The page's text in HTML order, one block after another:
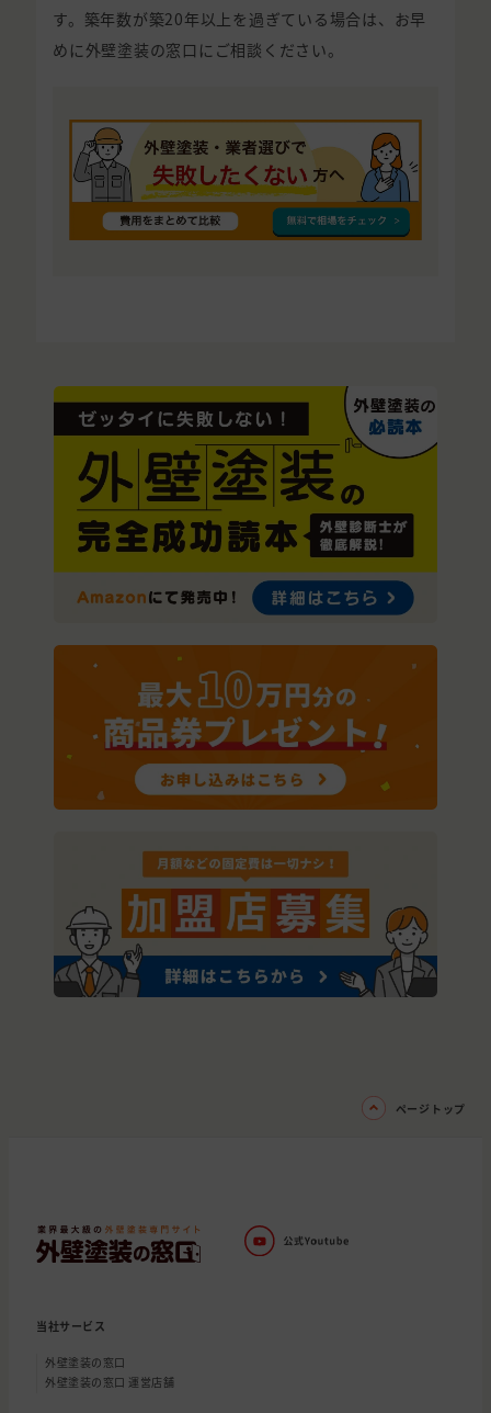
す。築年数が築20年以上を過ぎている場合は、お早
めに外壁塗装の窓口にご相談ください。
ページトップ
当社サービス
外壁塗装の窓口
外壁塗装の窓口 運営店舗